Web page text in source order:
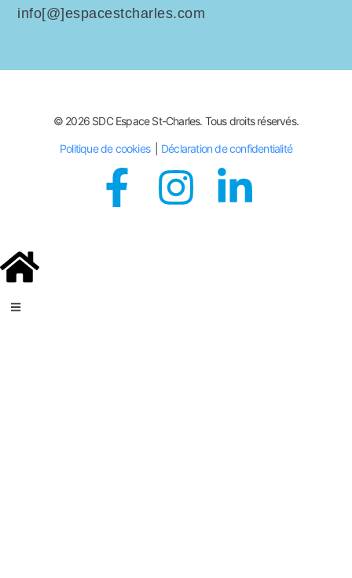
info[@]espacestcharles.com
© 2026 SDC Espace St-Charles. Tous droits réservés.
Politique de cookies| Déclaration de confidentialité